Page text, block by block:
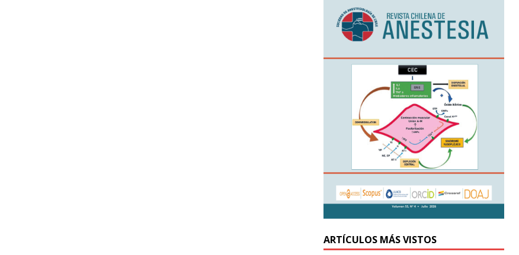
ARTÍCULOS MÁS VISTOS